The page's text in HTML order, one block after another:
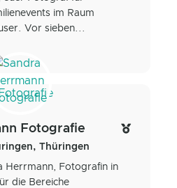
im Raum
Vor sieben...
Fotografie
Thüringen
Herrmann, Fotografin in
die Bereiche